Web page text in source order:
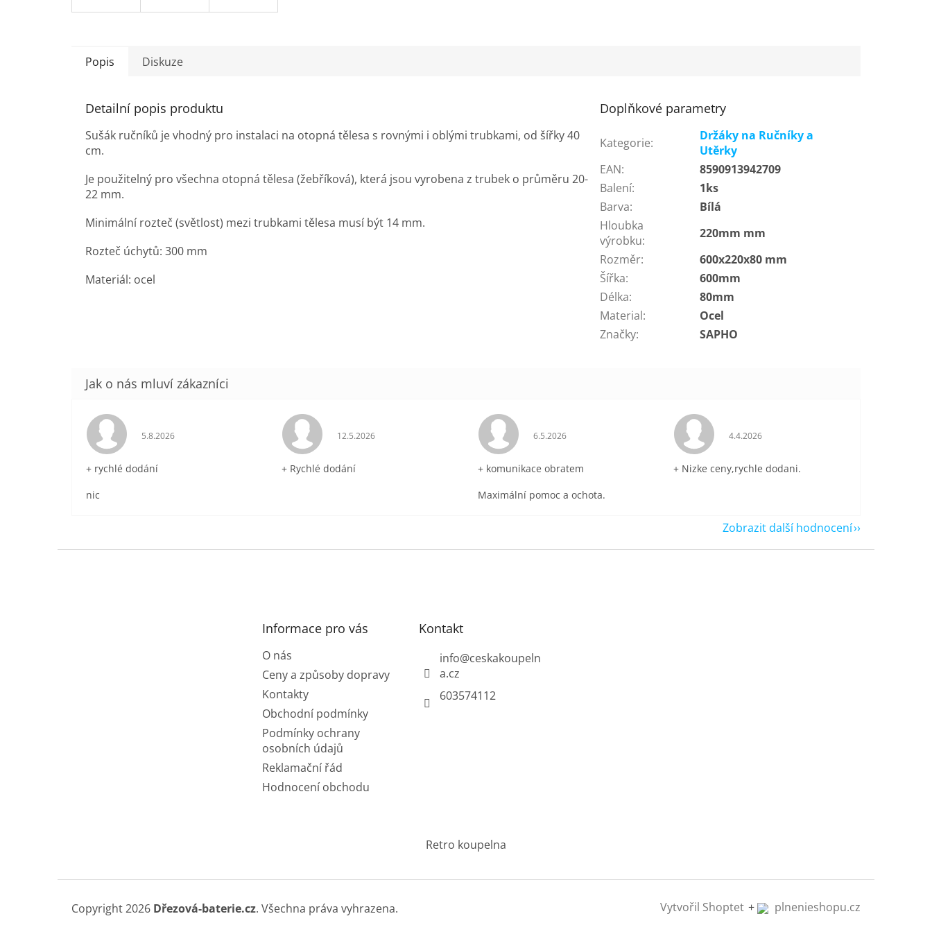
Popis Diskuze
Detailní popis produktu
Sušák ručníků je vhodný pro instalaci na otopná tělesa s rovnými i oblými trubkami, od šířky 40
cm.
Je použitelný pro všechna otopná tělesa (žebříková), která jsou vyrobena z trubek o průměru 20-
22 mm.
Minimální rozteč (světlost) mezi trubkami tělesa musí být 14 mm.
Rozteč úchytů: 300 mm
Materiál: ocel
Doplňkové parametry
Kategorie:
Držáky na Ručníky a
Utěrky
EAN:
8590913942709
Balení:
1ks
Barva:
Bílá
Hloubka
výrobku:
220mm mm
Rozměr:
600x220x80 mm
Šířka:
600mm
Délka:
80mm
Material:
Ocel
Značky: SAPHO
Hodnocení obchodu je 5 z 5 hvězdiček.
5.8.2026
+ rychlé dodání
nic
Hodnocení obchodu je 5 z 5 hvězdiček.
12.5.2026
+ Rychlé dodání
Hodnocení obchodu je 5 z 5 hvězdiček.
6.5.2026
+ komunikace obratem
Maximální pomoc a ochota.
Hodnocení obchodu je 5 z 5 hvězdiček.
4.4.2026
+ Nizke ceny,rychle dodani.
Zobrazit další hodnocení
Informace pro vás
O nás
Ceny a způsoby dopravy
Kontakty
Obchodní podmínky
Podmínky ochrany
osobních údajů
Reklamační řád
Hodnocení obchodu
Kontakt
info@ceskakoupeln
a.cz
603574112
Retro koupelna
Vytvořil Shoptet + plnenieshopu.cz
Copyright 2026 Dřezová-baterie.cz. Všechna práva vyhrazena.